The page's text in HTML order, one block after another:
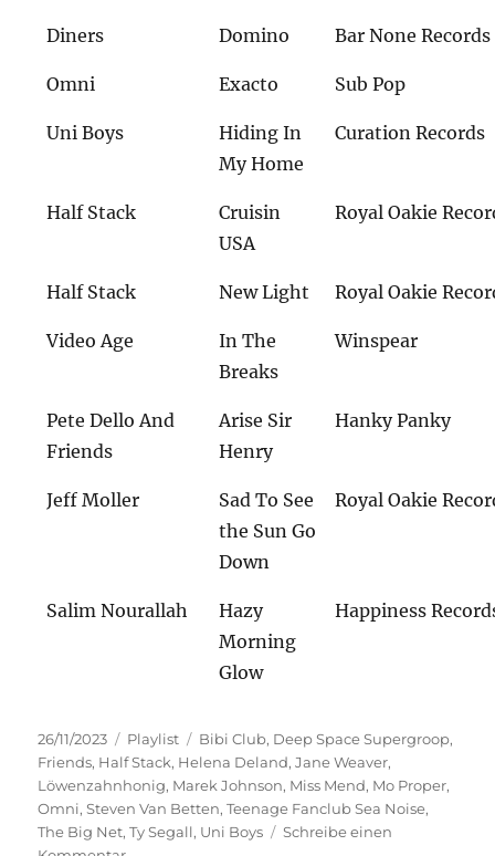
Diners Domino Bar None Records
Omni Exacto Sub Pop
Uni Boys
Hiding In
My Home
Curation Records
Half Stack
Cruisin
USA
Royal Oakie
Half Stack New Light Royal Oakie
Video Age
In The
Breaks
Winspear
Pete Dello And
Friends
Arise Sir
Henry
Hanky Panky
Jeff Moller
Sad To See
the Sun Go
Down
Royal Oakie
Salim Nourallah
Hazy
Morning
Glow
Happiness
Veröffentlicht
am
26/11/2023 Kategorien
Playlist Schlagwörter
Bibi Club, Deep Space Supergroop,
Friends, Half Stack, Helena Deland,Jane Weaver,
Löwenzahnhonig, Marek Johnson, Miss Mend, Mo Proper,
Omni,Steven Van Betten,Teenage Fanclub Sea Noise,
The Big Net,Ty Segall, Uni Boys
Schreibe einen